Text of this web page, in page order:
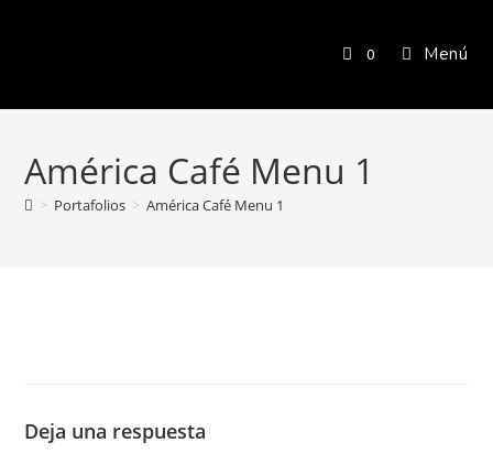
0 Menú
América Café Menu 1
> Portafolios > América Café Menu 1
Deja una respuesta